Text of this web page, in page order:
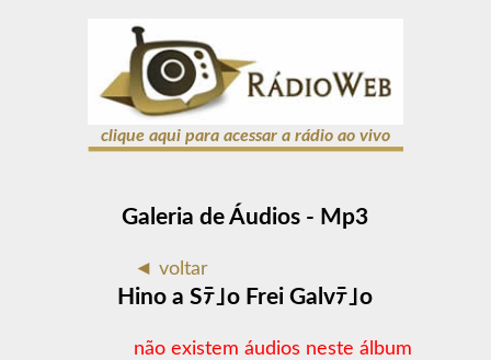
clique aqui para acessar a rádio ao vivo
Galeria de Áudios - Mp3
◄ voltar
Hino a Sﾃ｣o Frei Galvﾃ｣o
não existem áudios neste álbum